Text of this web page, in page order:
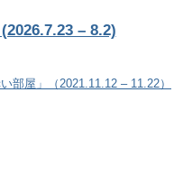
– 8.2)
部屋」（2021.11.12 – 11.22）